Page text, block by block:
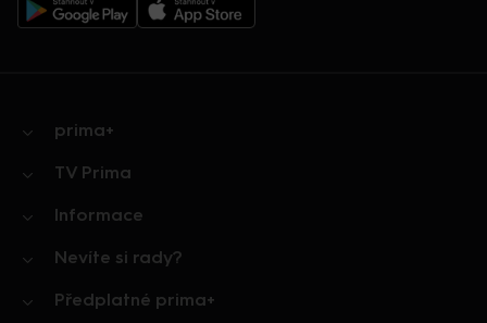
prima+
TV Prima
Informace
Nevíte si rady?
Předplatné prima+